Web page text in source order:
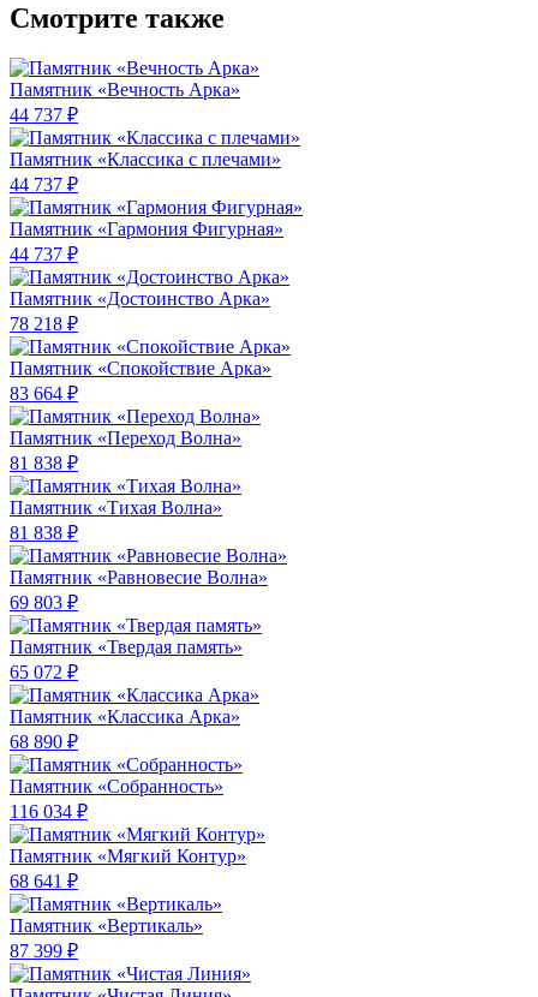
Смотрите также
Памятник «Вечность Арка»
44 737 ₽
Памятник «Классика c плечами»
44 737 ₽
Памятник «Гармония Фигурная»
44 737 ₽
Памятник «Достоинство Арка»
78 218 ₽
Памятник «Спокойствие Арка»
83 664 ₽
Памятник «Переход Волна»
81 838 ₽
Памятник «Тихая Волна»
81 838 ₽
Памятник «Равновесие Волна»
69 803 ₽
Памятник «Твердая память»
65 072 ₽
Памятник «Классика Арка»
68 890 ₽
Памятник «Собранность»
116 034 ₽
Памятник «Мягкий Контур»
68 641 ₽
Памятник «Вертикаль»
87 399 ₽